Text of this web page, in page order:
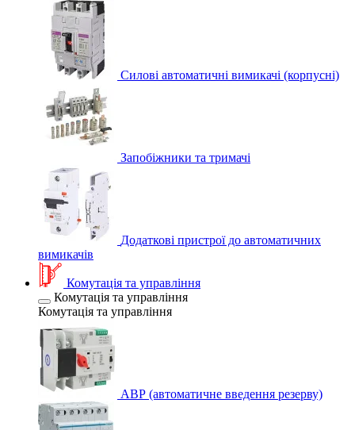
Силові автоматичні вимикачі (корпусні)
Запобіжники та тримачі
Додаткові пристрої до автоматичних
вимикачів
Комутація та управління
Комутація та управління
Комутація та управління
АВР (автоматичне введення резерву)